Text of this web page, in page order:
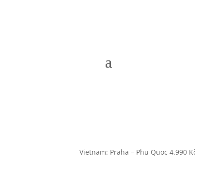
Vietnam: Praha – Phu Quoc 4.990 Kč (OW)